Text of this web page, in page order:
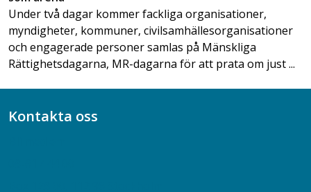
Under två dagar kommer fackliga organisationer,
myndigheter, kommuner, civilsamhällesorganisationer
och engagerade personer samlas på Mänskliga
Rättighetsdagarna, MR-dagarna för att prata om just ...
Kontakta oss